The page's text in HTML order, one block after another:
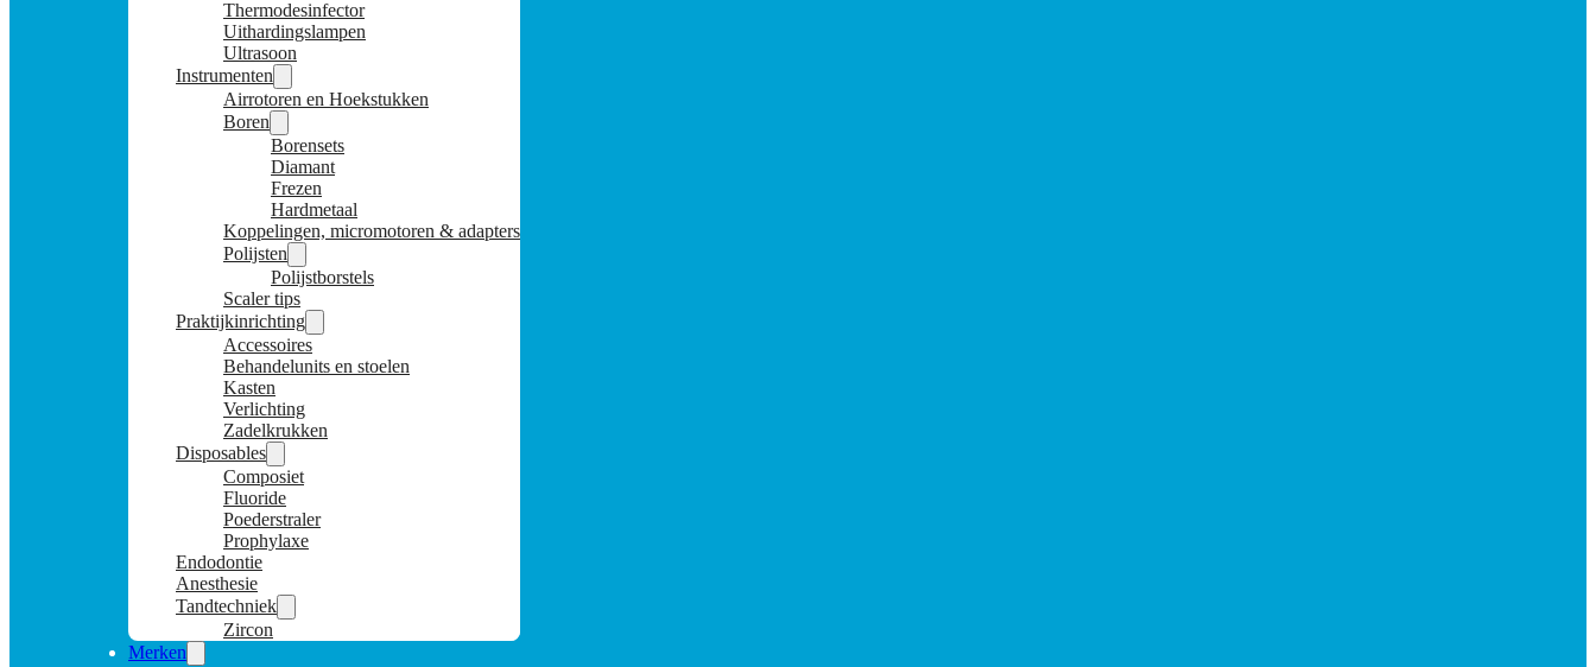
Thermodesinfector
Uithardingslampen
Ultrasoon
Instrumenten
Airrotoren en Hoekstukken
Boren
Borensets
Diamant
Frezen
Hardmetaal
Koppelingen, micromotoren & adapters
Polijsten
Polijstborstels
Scaler tips
Praktijkinrichting
Accessoires
Behandelunits en stoelen
Kasten
Verlichting
Zadelkrukken
Disposables
Composiet
Fluoride
Poederstraler
Prophylaxe
Endodontie
Anesthesie
Tandtechniek
Zircon
Merken